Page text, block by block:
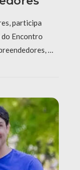
participa
Encontro
…